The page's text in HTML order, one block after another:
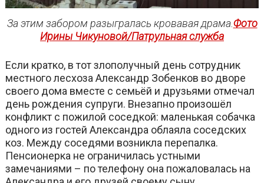
За этим забором разыгралась кровавая драма.Фото
Ирины Чикуновой/Патрульная служба
Если кратко, в тот злополучный день сотрудник
местного лесхоза Александр Зобенков во дворе
своего дома вместе с семьёй и друзьями отмечал
день рождения супруги. Внезапно произошёл
конфликт с пожилой соседкой: маленькая собачка
одного из гостей Александра облаяла соседских
коз. Между соседями возникла перепалка.
Пенсионерка не ограничилась устными
замечаниями – по телефону она пожаловалась на